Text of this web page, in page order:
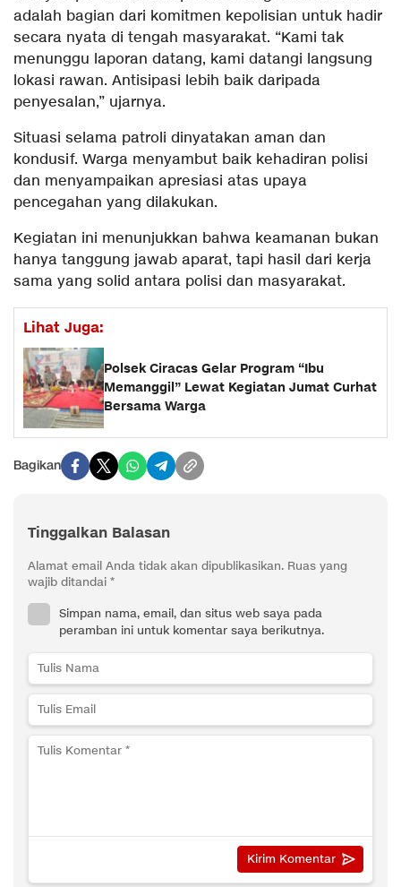
adalah bagian dari komitmen kepolisian untuk hadir
secara nyata di tengah masyarakat. “Kami tak
menunggu laporan datang, kami datangi langsung
lokasi rawan. Antisipasi lebih baik daripada
penyesalan,” ujarnya.
Situasi selama patroli dinyatakan aman dan
kondusif. Warga menyambut baik kehadiran polisi
dan menyampaikan apresiasi atas upaya
pencegahan yang dilakukan.
Kegiatan ini menunjukkan bahwa keamanan bukan
hanya tanggung jawab aparat, tapi hasil dari kerja
sama yang solid antara polisi dan masyarakat.
Lihat Juga:
Polsek Ciracas Gelar Program “Ibu
Memanggil” Lewat Kegiatan Jumat Curhat
Bersama Warga
Bagikan
Tinggalkan Balasan
Alamat email Anda tidak akan dipublikasikan. Ruas yang
wajib ditandai *
Simpan nama, email, dan situs web saya pada
peramban ini untuk komentar saya berikutnya.